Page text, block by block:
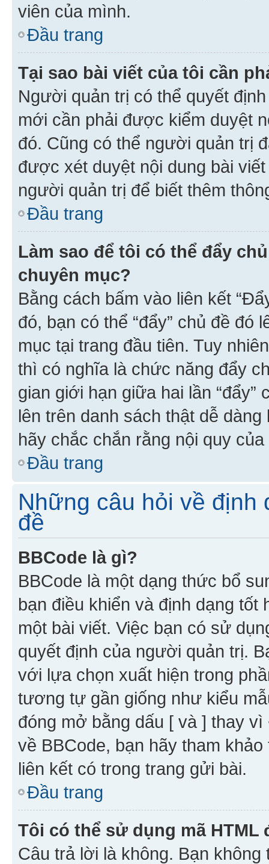
viên của mình.
Đầu trang
Tại sao bài viết của tôi cần
Người quản trị có thể quyết
mới cần phải được kiểm duyệt
đó. Cũng có thể người quản trị
được xét duyệt nội dung bài
người quản trị để biết thêm
Đầu trang
Làm sao để tôi có thể đẩy
chuyên mục?
Bằng cách bấm vào liên kết
đó, bạn có thể “đẩy” chủ đề đó
mục tại trang đầu tiên. Tuy
thì có nghĩa là chức năng đẩy
gian giới hạn giữa hai lần “đẩy”
lên trên danh sách thật dễ
hãy chắc chắn rằng nội quy
Đầu trang
Những câu hỏi về định
đề
BBCode là gì?
BBCode là một dạng thức bổ
bạn điều khiển và định dạng
một bài viết. Việc bạn có sử
quyết định của người quản trị.
với lựa chọn xuất hiện trong
tương tự gần giống như kiểu
đóng mở bằng dấu [ và ] thay
về BBCode, bạn hãy tham
liên kết có trong trang gửi bài.
Đầu trang
Tôi có thể sử dụng mã
Câu trả lời là không. Bạn